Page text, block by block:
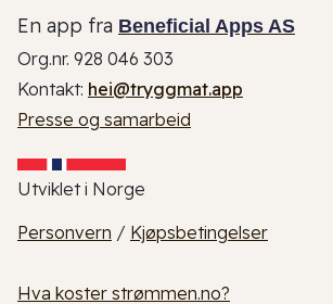
En app fra Beneficial Apps AS
Org.nr. 928 046 303
Kontakt: hei@tryggmat.app
Presse og samarbeid
Utviklet i Norge
Personvern / Kjøpsbetingelser
Hva koster strømmen.no?